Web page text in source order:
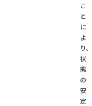
こ
と
に
よ
り、
状
態
の
安
定